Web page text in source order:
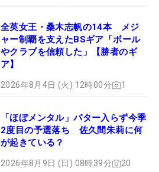
全英女王・桑木志帆の14本 メジ
ャー制覇を支えたBSギア「ボール
やクラブを信頼した」【勝者のギ
ア】
2026年8月4日 (火) 12時00分 1
「ほぼメンタル」パター入らず今季
2度目の予選落ち 佐久間朱莉に何
が起きている？
2026年8月9日 (日) 08時39分 20